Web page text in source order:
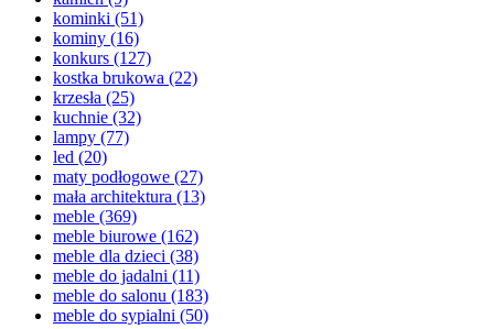
kominki (51)
kominy (16)
konkurs (127)
kostka brukowa (22)
krzesła (25)
kuchnie (32)
lampy (77)
led (20)
maty podłogowe (27)
mała architektura (13)
meble (369)
meble biurowe (162)
meble dla dzieci (38)
meble do jadalni (11)
meble do salonu (183)
meble do sypialni (50)